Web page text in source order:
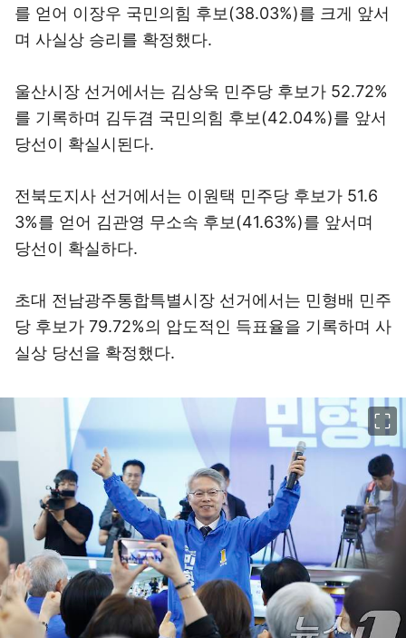
를 얻어 이장우 국민의힘 후보(38.03%)를 크게 앞서
며 사실상 승리를 확정했다.
울산시장 선거에서는 김상욱 민주당 후보가 52.72%
를 기록하며 김두겸 국민의힘 후보(42.04%)를 앞서
당선이 확실시된다.
전북도지사 선거에서는 이원택 민주당 후보가 51.6
3%를 얻어 김관영 무소속 후보(41.63%)를 앞서며
당선이 확실하다.
초대 전남광주통합특별시장 선거에서는 민형배 민주
당 후보가 79.72%의 압도적인 득표율을 기록하며 사
실상 당선을 확정했다.